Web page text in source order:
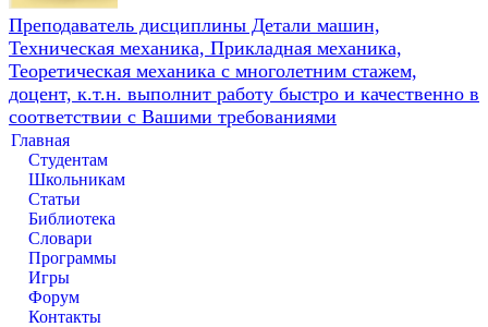
Преподаватель дисциплины Детали машин,
Техническая механика, Прикладная механика,
Теоретическая механика с многолетним стажем,
доцент, к.т.н. выполнит работу быстро и качественно в
соответствии с Вашими требованиями
Главная
Студентам
Школьникам
Статьи
Библиотека
Словари
Программы
Игры
Форум
Контакты